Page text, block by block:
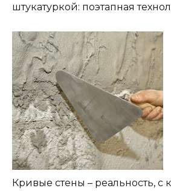
штукатуркой: поэтапная
Кривые стены – реальность, с